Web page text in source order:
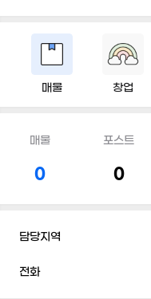
매물 창업
매물
0
포스트
0
담당지역
전화